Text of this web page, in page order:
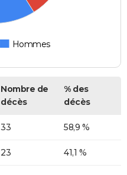
Hommes
Nombre de
décès
% des
décès
33 58,9 %
23 41,1 %